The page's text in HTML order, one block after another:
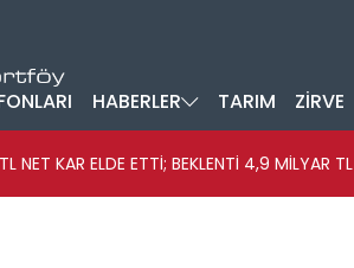
HABERLER TARIM ZİRVE
NET KAR ELDE ETTİ; BEKLENTİ 4,9 MİLYAR TL